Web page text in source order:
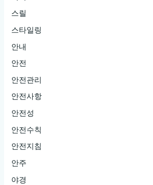
스릴
스타일링
안내
안전
안전관리
안전사항
안전성
안전수칙
안전지침
안주
야경